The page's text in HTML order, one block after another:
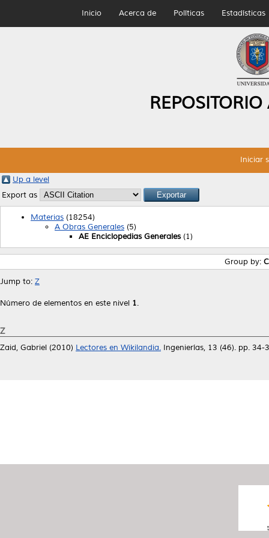
Inicio Acerca de Políticas Estadísticas
Iniciar
Up a level
Export as
Materias (18254)
A Obras Generales (5)
AE Enciclopedias Generales(1)
Group by:
Jump to: Z
Número de elementos en este nivel 1.
Z
Zaid, Gabriel (2010) Lectores en Wikilandia. Ingenierías, 13 (46). pp. 34-